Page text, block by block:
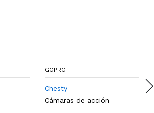
GOPRO
Chesty
Cámaras de acción